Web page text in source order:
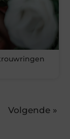
Volgende »